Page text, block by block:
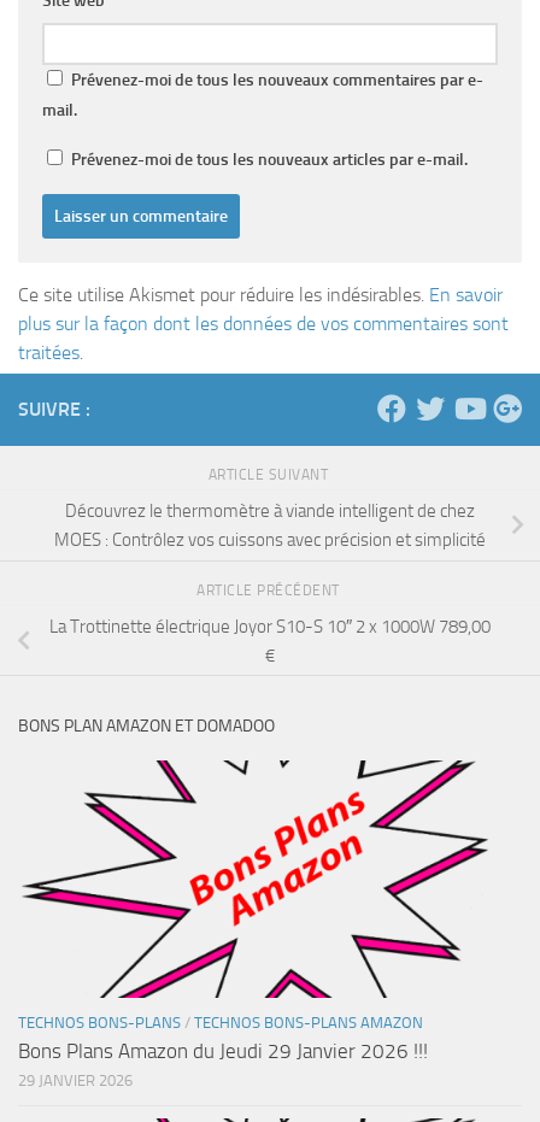
Prévenez-moi de tous les nouveaux commentaires par e-
mail.
Prévenez-moi de tous les nouveaux articles par e-mail.
Ce site utilise Akismet pour réduire les indésirables. En savoir
plus sur la façon dont les données de vos commentaires sont
traitées.
SUIVRE :
ARTICLE SUIVANT
Découvrez le thermomètre à viande intelligent de chez
MOES : Contrôlez vos cuissons avec précision et simplicité
ARTICLE PRÉCÉDENT
La Trottinette électrique Joyor S10-S 10″ 2 x 1000W 789,00
€
BONS PLAN AMAZON ET DOMADOO
TECHNOS BONS-PLANS / TECHNOS BONS-PLANS AMAZON
Bons Plans Amazon du Jeudi 29 Janvier 2026 !!!
29 JANVIER 2026